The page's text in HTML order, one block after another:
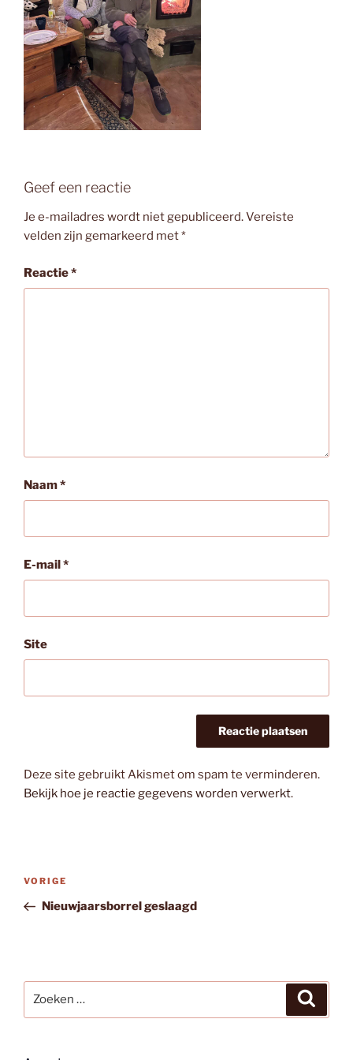
Geef een reactie
Je e-mailadres wordt niet gepubliceerd.Vereiste
velden zijn gemarkeerd met*
Reactie*
Naam*
E-mail*
Site
Deze site gebruikt Akismet om spam te verminderen.
Bekijk hoe je reactie gegevens worden verwerkt.
Bericht
Vorig
bericht
VORIGE
Nieuwjaarsborrel geslaagd
naar: